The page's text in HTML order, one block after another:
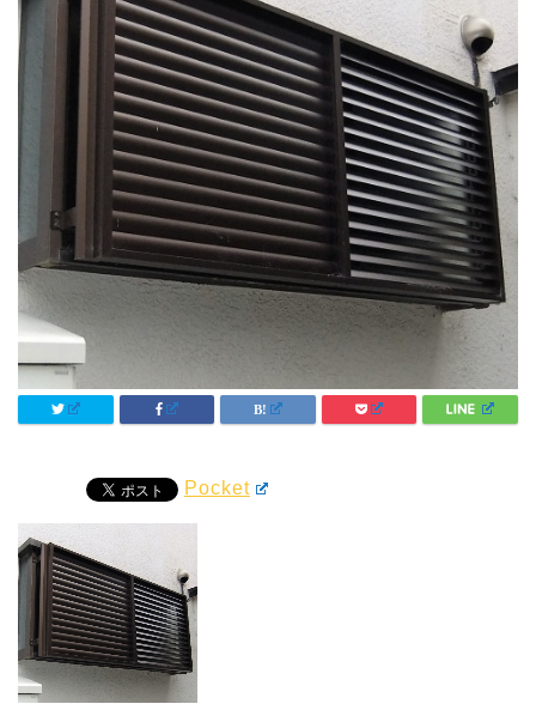
Pocket